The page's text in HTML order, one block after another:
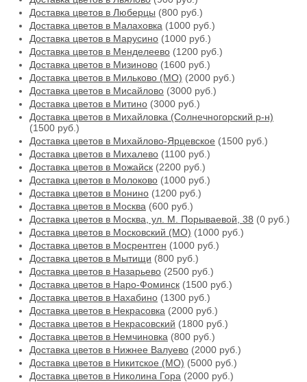
Доставка цветов в Люберцы (800 руб.)
Доставка цветов в Малаховка (1000 руб.)
Доставка цветов в Марусино (1000 руб.)
Доставка цветов в Менделеево (1200 руб.)
Доставка цветов в Мизиново (1600 руб.)
Доставка цветов в Мильково (МО) (2000 руб.)
Доставка цветов в Мисайлово (3000 руб.)
Доставка цветов в Митино (3000 руб.)
Доставка цветов в Михайловка (Солнечногорский р-н)
(1500 руб.)
Доставка цветов в Михайлово-Ярцевское (1500 руб.)
Доставка цветов в Михалево (1100 руб.)
Доставка цветов в Можайск (2200 руб.)
Доставка цветов в Молоково (1000 руб.)
Доставка цветов в Монино (1200 руб.)
Доставка цветов в Москва (600 руб.)
Доставка цветов в Москва, ул. М. Порываевой, 38 (0 руб.)
Доставка цветов в Московский (МО) (1000 руб.)
Доставка цветов в Мосрентген (1000 руб.)
Доставка цветов в Мытищи (800 руб.)
Доставка цветов в Назарьево (2500 руб.)
Доставка цветов в Наро-Фоминск (1500 руб.)
Доставка цветов в Нахабино (1300 руб.)
Доставка цветов в Некрасовка (2000 руб.)
Доставка цветов в Некрасовский (1800 руб.)
Доставка цветов в Немчиновка (800 руб.)
Доставка цветов в Нижнее Валуево (2000 руб.)
Доставка цветов в Никитское (МО) (5000 руб.)
Доставка цветов в Николина Гора (2000 руб.)